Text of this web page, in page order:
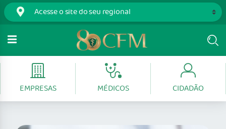
EMPRESAS MÉDICOS CIDADÃO